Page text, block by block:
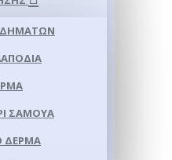
ΣΑΜΟΎΑ
ΔΈΡΜΑ